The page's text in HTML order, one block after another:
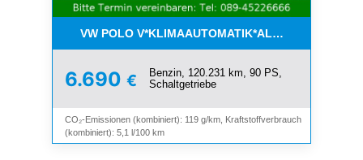
VW POLO
6.690 €
Benzin, 120.231 km, 90 PS,
Schaltgetriebe
CO₂-Emissionen (kombiniert): 119 g/km, Kraftstoffverbrauch
(kombiniert): 5,1 l/100 km